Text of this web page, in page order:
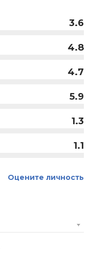
3.6
4.8
4.7
5.9
1.3
1.1
Оцените личность